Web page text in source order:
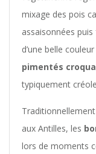
mixage des pois
assaisonnées puis
d’une belle
pimentés
typiquement
aux Antilles, les
lors de moments